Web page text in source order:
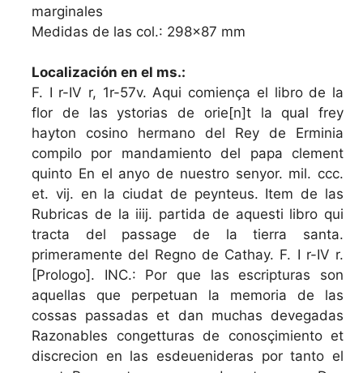
marginales
Medidas de las col.: 298x87 mm
Localización en el ms.:
F. I r-IV r, 1r-57v. Aqui comiença el libro de la
flor de las ystorias de orie[n]t la qual frey
hayton cosino hermano del Rey de Erminia
compilo por mandamiento del papa clement
quinto En el anyo de nuestro senyor. mil. ccc.
et. vij. en la ciudat de peynteus. Item de las
Rubricas de la iiij. partida de aquesti libro qui
tracta del passage de la tierra santa.
primeramente del Regno de Cathay. F. I r-IV r.
[Prologo]. INC.: Por que las escripturas son
aquellas que perpetuan la memoria de las
cossas passadas et dan muchas devegadas
Razonables congetturas de conosçimiento et
discrecion en las esdeuenideras por tanto el